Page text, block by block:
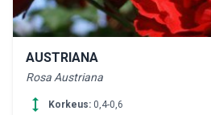
AUSTRIANA
Rosa Austriana
height Korkeus: 0,4-0,6